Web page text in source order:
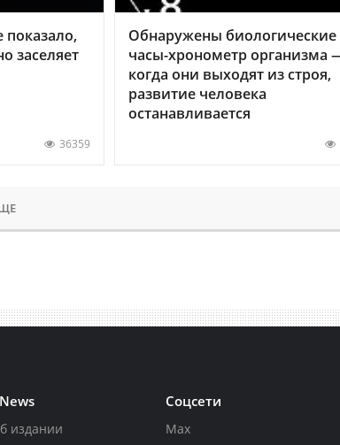
показало,
заселяет
36359
Обнаружены биологические
часы-хронометр организма
когда они выходят из строя,
развитие человека
останавливается
издании
Соцсети
Max